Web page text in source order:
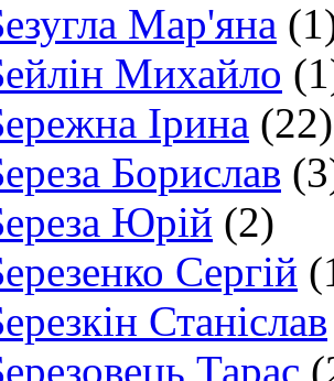
Мар'яна
Михайло
Ірина (22)
Борислав
Юрій (2)
Сергій
Станіслав
Тарас